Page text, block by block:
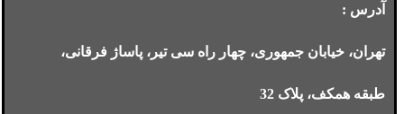
آدرس :
تهران، خیابان جمهوری، چهار راه سی تیر، پاساژ فرقانی،
طبقه همکف، پلاک 32